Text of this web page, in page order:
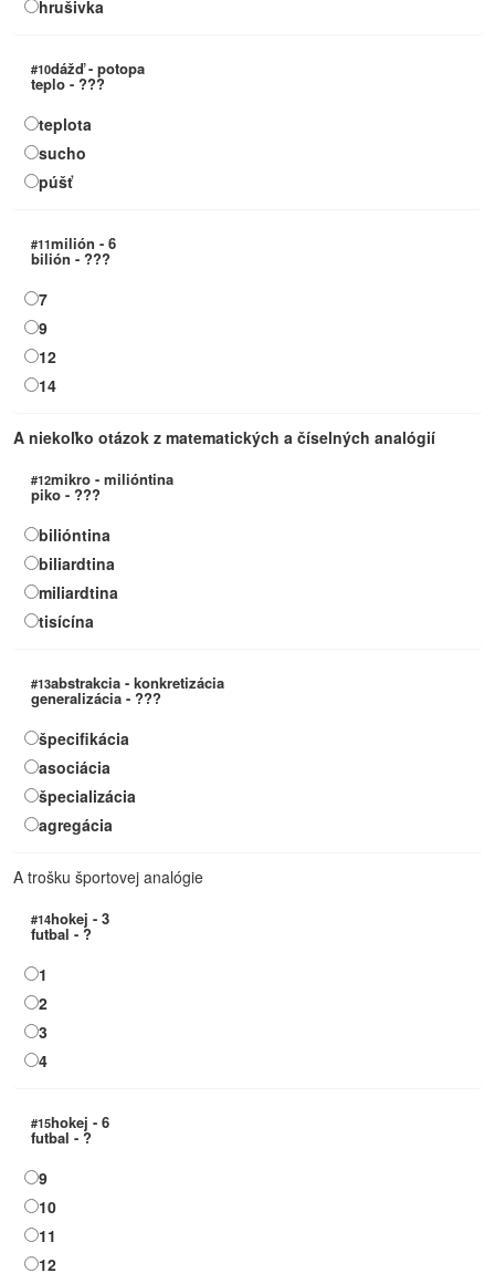
hrušivka
#10dážď - potopa
teplo - ???
teplota
sucho
púšť
#11milión - 6
bilión - ???
7
9
12
14
A niekoľko otázok z matematických a číselných analógií
#12mikro - milióntina
piko - ???
bilióntina
biliardtina
miliardtina
tisícína
#13abstrakcia - konkretizácia
generalizácia - ???
špecifikácia
asociácia
špecializácia
agregácia
A trošku športovej analógie
#14hokej - 3
futbal - ?
1
2
3
4
#15hokej - 6
futbal - ?
9
10
11
12